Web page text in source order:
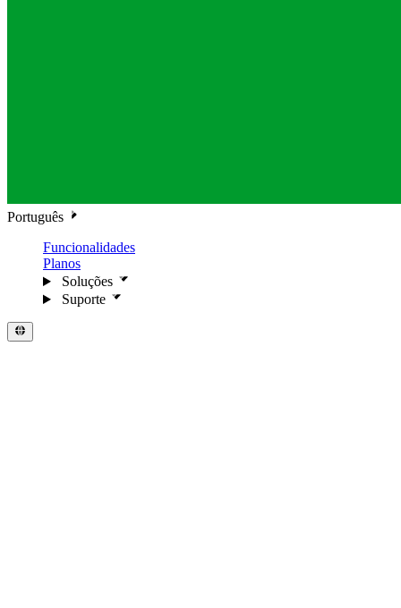
Português
Funcionalidades
Planos
Soluções
Suporte